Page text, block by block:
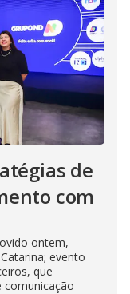
de
com
ontem,
evento
que
comunicação